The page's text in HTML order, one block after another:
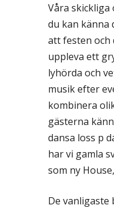
Våra skickliga
du kan känna
att festen och
uppleva ett
lyhörda och
musik efter
kombinera
gästerna
dansa loss p
har vi gamla
som ny
De vanligaste